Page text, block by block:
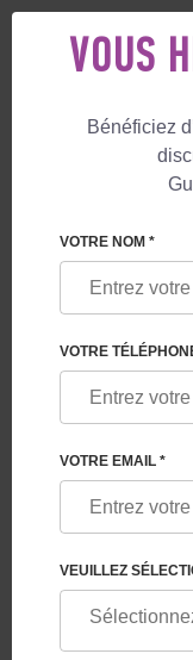
+33 805 081 801
SERVICES
VOUS
Bénéficiez
VOTRE NOM *
VOTRE
VOTRE EMAIL *
VEUILLEZ